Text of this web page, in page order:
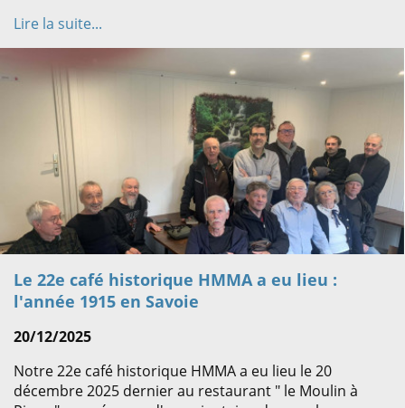
Lire la suite...
Le 22e café historique HMMA a eu lieu :
l'année 1915 en Savoie
20/12/2025
Notre 22e café historique HMMA a eu lieu le 20
décembre 2025 dernier au restaurant " le Moulin à